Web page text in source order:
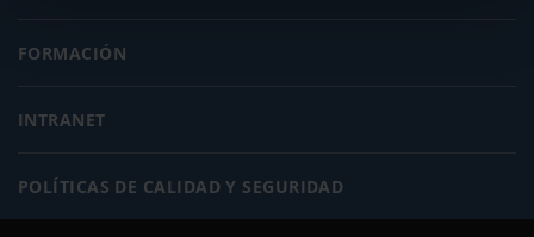
FORMACIÓN
INTRANET
POLÍTICAS DE CALIDAD Y SEGURIDAD